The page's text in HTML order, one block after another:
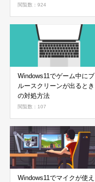
閲覧数：924
Windows11でゲーム中にブ
ルースクリーンが出るとき
の対処方法
閲覧数：107
Windows11でマイクが使え